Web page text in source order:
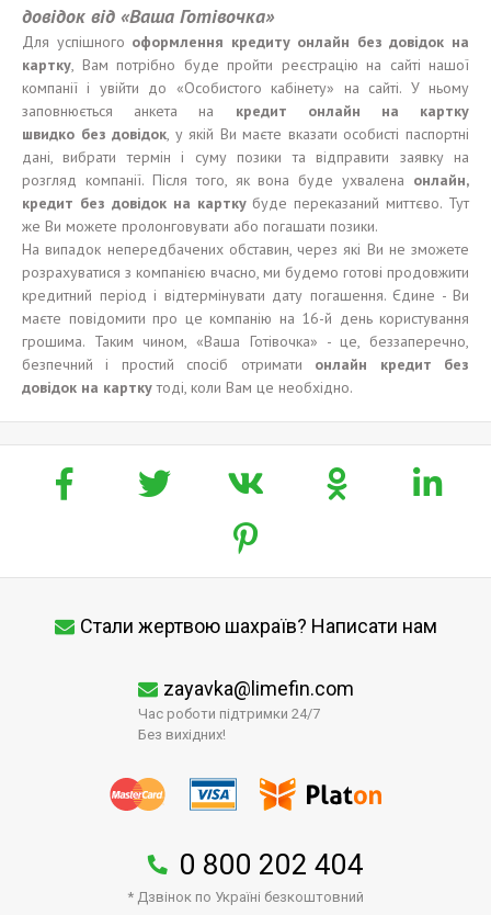
довідок від «Ваша Готівочка»
Для успішного оформлення кредитуонлайн без довідок на
картку, Вам потрібно буде пройти реєстрацію на сайті нашої
компанії і увійти до «Особистого кабінету» на сайті. У ньому
заповнюється анкета на кредит онлайн на картку
швидко без довідок, у якій Ви маєте вказати особисті паспортні
дані, вибрати термін і суму позики та відправити заявку на
розгляд компанії. Після того, як вона буде ухвалена онлайн,
кредит без довідокна карткубуде переказаний миттєво. Тут
же Ви можете пролонговувати або погашати позики.
На випадок непередбачених обставин, через які Ви не зможете
розрахуватися з компанією вчасно, ми будемо готові продовжити
кредитний період і відтермінувати дату погашення. Єдине - Ви
маєте повідомити про це компанію на 16-й день користування
грошима. Таким чином, «Ваша Готівочка» - це, беззаперечно,
безпечний і простий спосіб отримати онлайн кредит без
довідок на карткутоді, коли Вам це необхідно.
Стали жертвою шахраїв? Написати нам
zayavka@limefin.com
Час роботи підтримки 24/7
Без вихідних!
0 800 202 404
* Дзвінок по Україні безкоштовний